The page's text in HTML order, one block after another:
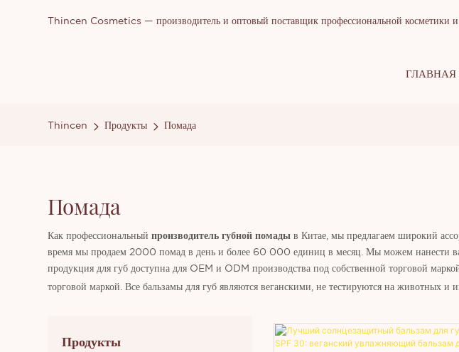
Thincen Cosmetics — производитель и оптовый поставщик профессиональной косметики и
ГЛАВНАЯ
Thincen Продукты Помада
Помада
Как профессиональныйпроизводитель губной помады в Китае, мы предлагаем широкий
время мы продаем 2000 помад в день и более 60 000 единиц в месяц. Мы можем нанести
продукция для губ доступна для OEM и ODM производства под собственной торговой
торговой маркой. Все бальзамы для губ являются веганскими, не тестируются на животных и
Продукты